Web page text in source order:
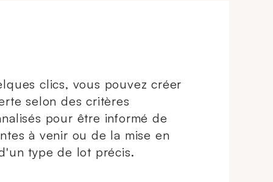
clics, vous pouvez créer
selon des critères
pour être informé de
à venir ou de la mise en
type de lot précis.